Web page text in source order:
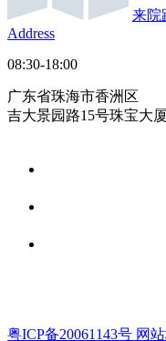
来院
Address
08:30-18:00
广东省珠海市香洲区
吉大景园路15号珠宝大
粤ICP备20061143号 网